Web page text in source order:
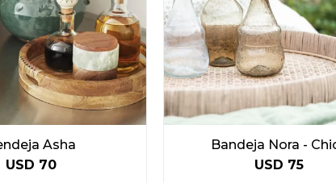
Asha
USD 70
Bandeja Nora -
USD 75